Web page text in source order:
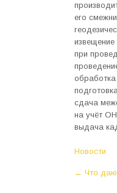
его
извещение
при
обработка
сдача
на учёт
выдача
Новости
P
← Что